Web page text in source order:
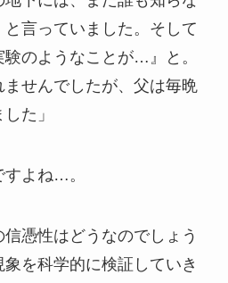
言っていました。そして
験のようなことが…』と。
せんでしたが、父は毎晩
た」
すよね…。
憑性はどうなのでしょう
を科学的に検証していき